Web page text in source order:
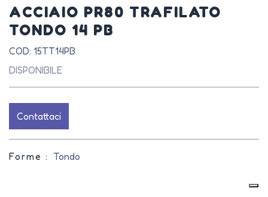
ACCIAIO PR80 TRAFILATO
TONDO 14 PB
COD: 15TT14PB
DISPONIBILE
Contattaci
Forme : Tondo